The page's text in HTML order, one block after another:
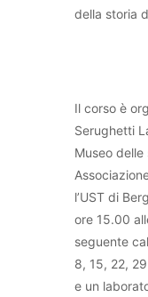
della storia
Il corso è
Serughetti
Museo
l’UST di
ore 15.00
seguente
8, 15, 22,
e un